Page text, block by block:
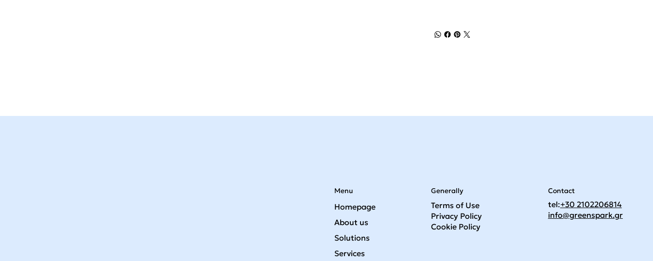
Menu
Homepage
About us
Solutions
Services
Generally
Terms of Use
Privacy Policy
Cookie Policy
Contact
tel:+30 2102206814
info@greenspark.gr